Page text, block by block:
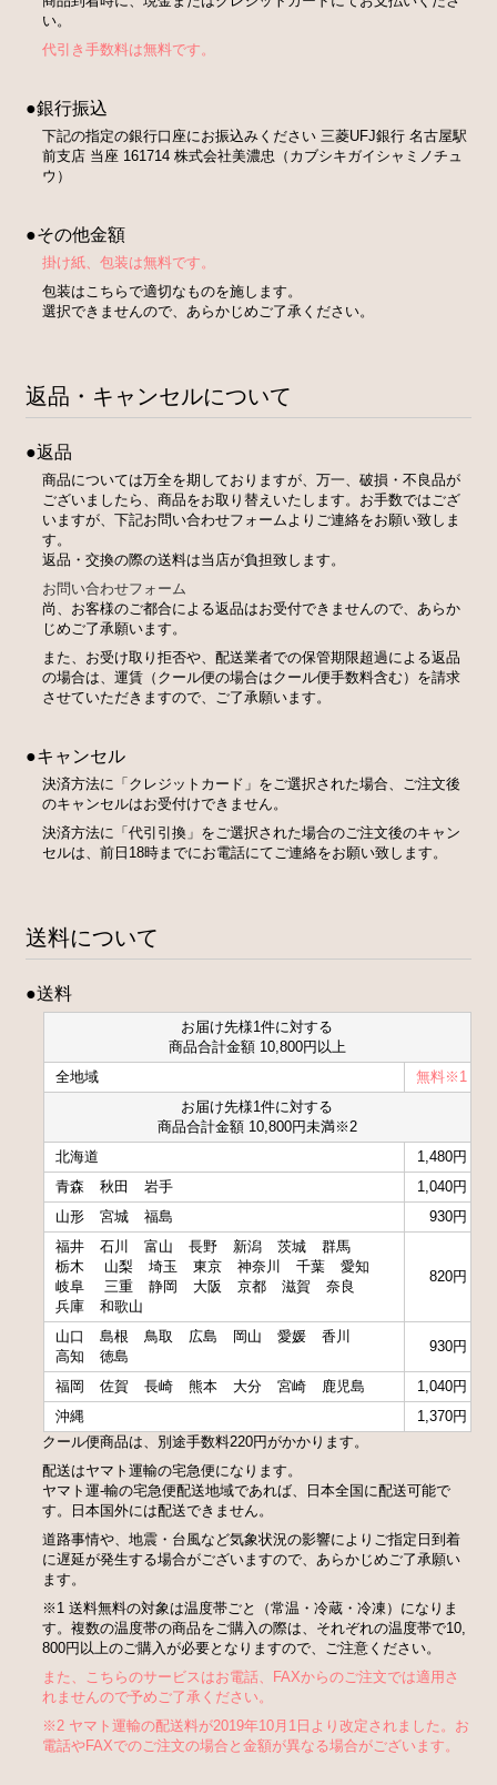
い。
代引き手数料は無料です。
●銀行振込
下記の指定の銀行口座にお振込みください 三菱UFJ銀行 名古屋駅
前支店 当座 161714 株式会社美濃忠（カブシキガイシャミノチュ
ウ）
●その他金額
掛け紙、包装は無料です。
包装はこちらで適切なものを施します。
選択できませんので、あらかじめご了承ください。
返品・キャンセルについて
●返品
商品については万全を期しておりますが、万一、破損・不良品が
ございましたら、商品をお取り替えいたします。お手数ではござ
いますが、下記お問い合わせフォームよりご連絡をお願い致しま
す。
返品・交換の際の送料は当店が負担致します。
お問い合わせフォーム
尚、お客様のご都合による返品はお受付できませんので、あらか
じめご了承願います。
また、お受け取り拒否や、配送業者での保管期限超過による返品
の場合は、運賃（クール便の場合はクール便手数料含む）を請求
させていただきますので、ご了承願います。
●キャンセル
決済方法に「クレジットカード」をご選択された場合、ご注文後
のキャンセルはお受付けできません。
決済方法に「代引引換」をご選択された場合のご注文後のキャン
セルは、前日18時までにお電話にてご連絡をお願い致します。
送料について
●送料
お届け先様1件に対する
商品合計金額 10,800円以上
全地域
無料※1
お届け先様1件に対する
商品合計金額 10,800円未満※2
北海道
1,480円
青森
秋田 岩手
1,040円
山形
宮城 福島
930円
福井
石川 富山 長野 新潟 茨城
群馬
栃木
山梨 埼玉 東京 神奈川 千葉
愛知
岐阜
三重 静岡 大阪 京都 滋賀
奈良
兵庫
和歌山
820円
山口 島根 鳥取 広島 岡山 愛媛
香川
高知
徳島
930円
福岡 佐賀 長崎 熊本 大分 宮崎 鹿児島
1,040円
沖縄
1,370円
クール便商品は、別途手数料220円がかかります。
配送はヤマト運輸の宅急便になります。
ヤマト運-輸の宅急便配送地域であれば、日本全国に配送可能で
す。日本国外には配送できません。
道路事情や、地震・台風など気象状況の影響によりご指定日到着
に遅延が発生する場合がございますので、あらかじめご了承願い
ます。
※1 送料無料の対象は温度帯ごと（常温・冷蔵・冷凍）になりま
す。複数の温度帯の商品をご購入の際は、それぞれの温度帯で10,
800円以上のご購入が必要となりますので、ご注意ください。
また、こちらのサービスはお電話、FAXからのご注文では適用さ
れませんので予めご了承ください。
※2 ヤマト運輸の配送料が2019年10月1日より改定されました。お
電話やFAXでのご注文の場合と金額が異なる場合がございます。